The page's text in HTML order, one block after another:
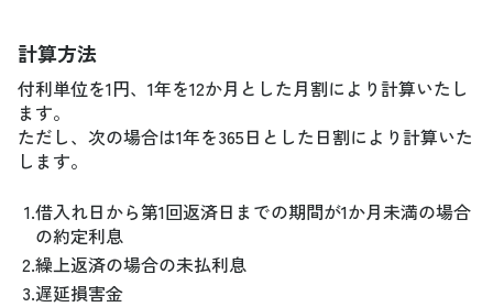
計算方法
付利単位を1円、1年を12か月とした月割により計算いたし
ます。
ただし、次の場合は1年を365日とした日割により計算いた
します。
1.借入れ日から第1回返済日までの期間が1か月未満の場合
の約定利息
2.繰上返済の場合の未払利息
3.遅延損害金